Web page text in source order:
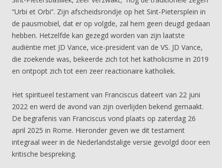
“Urbi et Orbi”. Zijn afscheidsrondje op het Sint-Pietersplein in
de pausmobiel, dat er op volgde, zal hem geen deugd gedaan
hebben. Hetzelfde kan gezegd worden van zijn laatste
audiëntie met JD Vance, vice-president van de VS. JD Vance,
die zoekende was, bekeerde zich tot het katholicisme in 2019
en ontpopt zich tot een zeer reactionaire katholiek.
Het spiritueel testament van Franciscus dateert van 22 juni
2022 en werd de avond van zijn overlijden bekend gemaakt.
De begrafenis van Franciscus vond plaats op zaterdag 26
april 2025 in Rome. Hieronder geven we dit testament
integraal weer in de Nederlandstalige versie gevolgd door een
kritische bespreking.